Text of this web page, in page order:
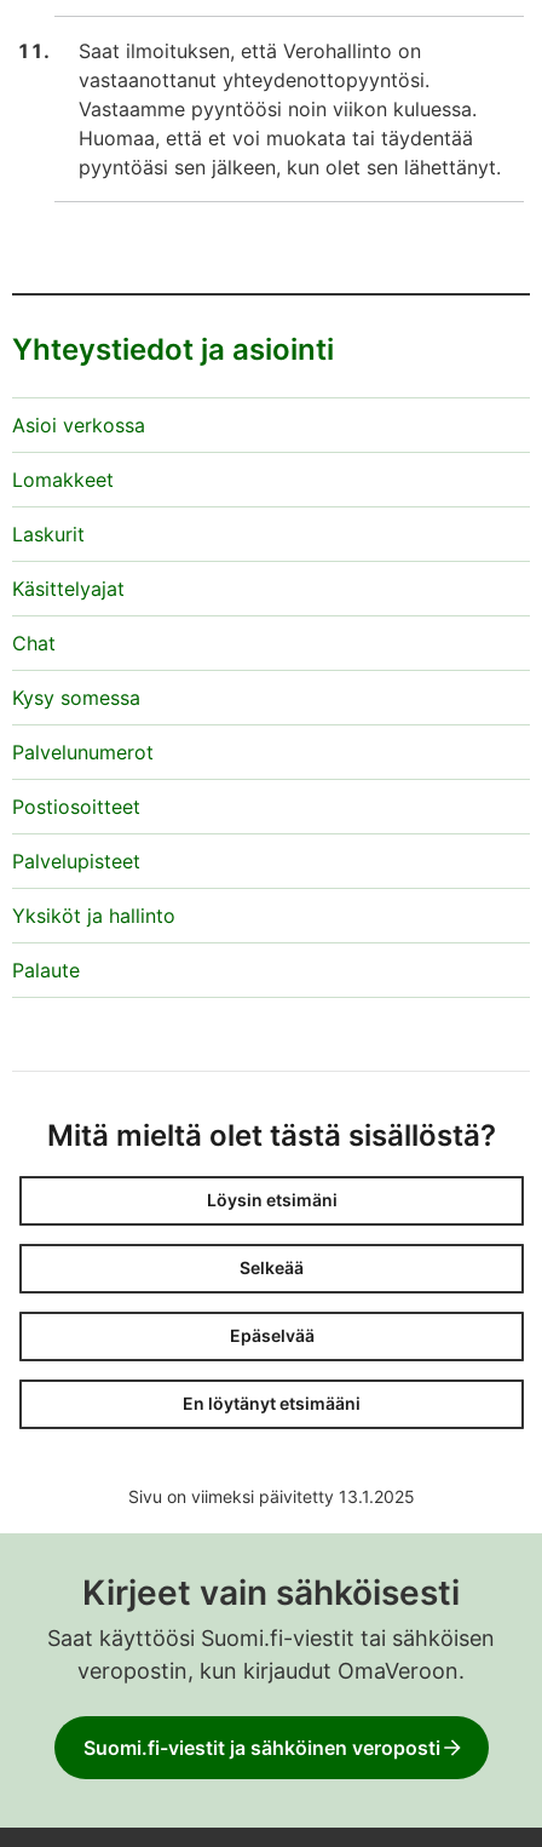
Saat ilmoituksen, että Verohallinto on
vastaanottanut yhteydenottopyyntösi.
Vastaamme pyyntöösi noin viikon kuluessa.
Huomaa, että et voi muokata tai täydentää
pyyntöäsi sen jälkeen, kun olet sen lähettänyt.
Yhteystiedot ja asiointi
Asioi verkossa
Lomakkeet
Laskurit
Käsittelyajat
Chat
Kysy somessa
Palvelunumerot
Postiosoitteet
Palvelupisteet
Yksiköt ja hallinto
Palaute
Mitä mieltä olet tästä sisällöstä?
Löysin etsimäni
Selkeää
Epäselvää
En löytänyt etsimääni
Sivu on viimeksi päivitetty 13.1.2025
Kirjeet vain sähköisesti
Saat käyttöösi Suomi.fi-viestit tai sähköisen
veropostin, kun kirjaudut OmaVeroon.
Suomi.fi-viestit ja sähköinen veroposti